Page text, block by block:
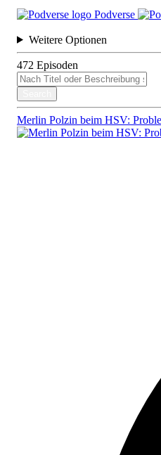
Podverse
Weitere Optionen
472 Episoden
Merlin Polzin beim HSV: